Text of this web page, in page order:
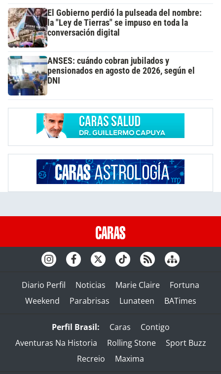
El Gobierno perdió la pulseada del nombre:
la "Ley de Tierras" se impuso en toda la
conversación digital
ANSES: cuándo cobran jubilados y
pensionados en agosto de 2026, según el
DNI
Diario Perfil Noticias Marie Claire
Fortuna
Weekend
Parabrisas Lunateen BATimes
Perfil Brasil: Caras
Contigo
Aventuras Na Historia
Rolling Stone
Sport Buzz
Recreio
Maxima